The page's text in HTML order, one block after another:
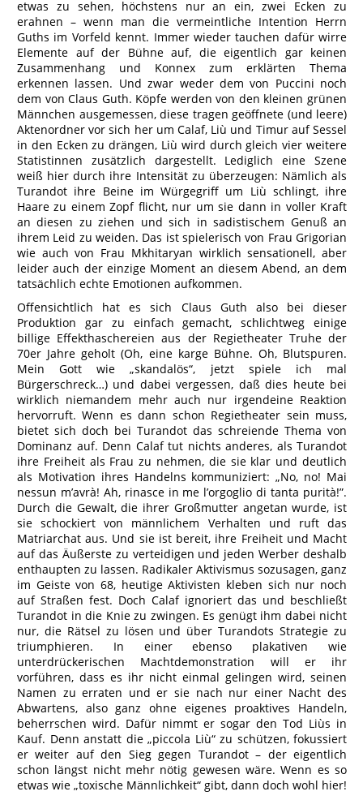
etwas zu sehen, höchstens nur an ein, zwei Ecken zu
erahnen – wenn man die vermeintliche Intention Herrn
Guths im Vorfeld kennt. Immer wieder tauchen dafür wirre
Elemente auf der Bühne auf, die eigentlich gar keinen
Zusammenhang und Konnex zum erklärten Thema
erkennen lassen. Und zwar weder dem von Puccini noch
dem von Claus Guth. Köpfe werden von den kleinen grünen
Männchen ausgemessen, diese tragen geöffnete (und leere)
Aktenordner vor sich her um Calaf, Liù und Timur auf Sessel
in den Ecken zu drängen, Liù wird durch gleich vier weitere
Statistinnen zusätzlich dargestellt. Lediglich eine Szene
weiß hier durch ihre Intensität zu überzeugen: Nämlich als
Turandot ihre Beine im Würgegriff um Liù schlingt, ihre
Haare zu einem Zopf flicht, nur um sie dann in voller Kraft
an diesen zu ziehen und sich in sadistischem Genuß an
ihrem Leid zu weiden. Das ist spielerisch von Frau Grigorian
wie auch von Frau Mkhitaryan wirklich sensationell, aber
leider auch der einzige Moment an diesem Abend, an dem
tatsächlich echte Emotionen aufkommen.
Offensichtlich hat es sich Claus Guth also bei dieser
Produktion gar zu einfach gemacht, schlichtweg einige
billige Effekthaschereien aus der Regietheater Truhe der
70er Jahre geholt (Oh, eine karge Bühne. Oh, Blutspuren.
Mein Gott wie „skandalös“, jetzt spiele ich mal
Bürgerschreck…) und dabei vergessen, daß dies heute bei
wirklich niemandem mehr auch nur irgendeine Reaktion
hervorruft. Wenn es dann schon Regietheater sein muss,
bietet sich doch bei Turandot das schreiende Thema von
Dominanz auf. Denn Calaf tut nichts anderes, als Turandot
ihre Freiheit als Frau zu nehmen, die sie klar und deutlich
als Motivation ihres Handelns kommuniziert: „No, no! Mai
nessun m’avrà! Ah, rinasce in me l’orgoglio di tanta purità!”.
Durch die Gewalt, die ihrer Großmutter angetan wurde, ist
sie schockiert von männlichem Verhalten und ruft das
Matriarchat aus. Und sie ist bereit, ihre Freiheit und Macht
auf das Äußerste zu verteidigen und jeden Werber deshalb
enthaupten zu lassen. Radikaler Aktivismus sozusagen, ganz
im Geiste von 68, heutige Aktivisten kleben sich nur noch
auf Straßen fest. Doch Calaf ignoriert das und beschließt
Turandot in die Knie zu zwingen. Es genügt ihm dabei nicht
nur, die Rätsel zu lösen und über Turandots Strategie zu
triumphieren. In einer ebenso plakativen wie
unterdrückerischen Machtdemonstration will er ihr
vorführen, dass es ihr nicht einmal gelingen wird, seinen
Namen zu erraten und er sie nach nur einer Nacht des
Abwartens, also ganz ohne eigenes proaktives Handeln,
beherrschen wird. Dafür nimmt er sogar den Tod Liùs in
Kauf. Denn anstatt die „piccola Liù“ zu schützen, fokussiert
er weiter auf den Sieg gegen Turandot – der eigentlich
schon längst nicht mehr nötig gewesen wäre. Wenn es so
etwas wie „toxische Männlichkeit“ gibt, dann doch wohl hier!